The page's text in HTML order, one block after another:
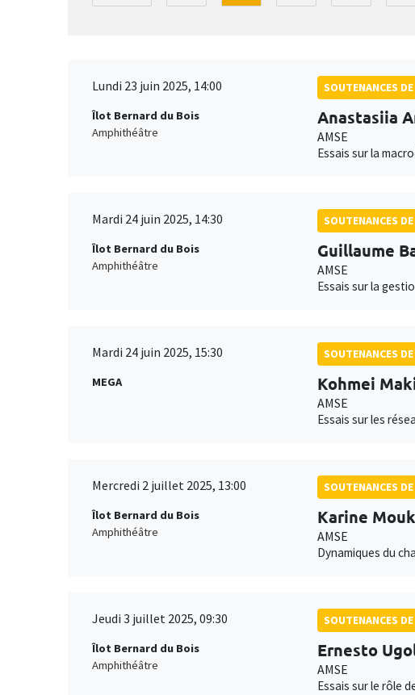
Lundi 23 juin 2025, 14:00
Îlot Bernard du Bois
Amphithéâtre
SOUTENANCES
Anastasiia
AMSE
Essais sur la
Mardi 24 juin 2025, 14:30
Îlot Bernard du Bois
Amphithéâtre
SOUTENANCES
Guillaume
AMSE
Essais sur la
Mardi 24 juin 2025, 15:30
MEGA
SOUTENANCES
Kohmei
AMSE
Essais sur les
Mercredi 2 juillet 2025, 13:00
Îlot Bernard du Bois
Amphithéâtre
SOUTENANCES
Karine
AMSE
Dynamiques du
Jeudi 3 juillet 2025, 09:30
Îlot Bernard du Bois
Amphithéâtre
SOUTENANCES
Ernesto
AMSE
Essais sur le rôle